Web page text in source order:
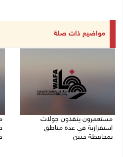
مواضيع ذات صلة
مستعمرون ينفذون جولات
استفزازية في عدة مناطق
بمحافظة جنين